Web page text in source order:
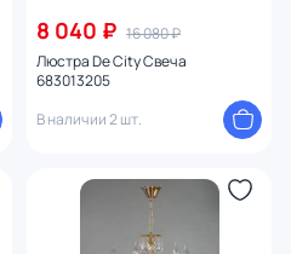
8 040 ₽ 16 080 ₽
Люстра De City Свеча
683013205
В наличии 2 шт.